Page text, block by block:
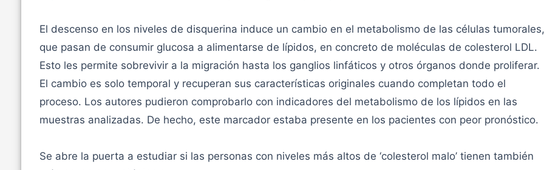
El descenso en los niveles de disquerina induce un cambio en el metabolismo de las células tumorales,
que pasan de consumir glucosa a alimentarse de lípidos, en concreto de moléculas de colesterol LDL.
Esto les permite sobrevivir a la migración hasta los ganglios linfáticos y otros órganos donde proliferar.
El cambio es solo temporal y recuperan sus características originales cuando completan todo el
proceso. Los autores pudieron comprobarlo con indicadores del metabolismo de los lípidos en las
muestras analizadas. De hecho, este marcador estaba presente en los pacientes con peor pronóstico.
Se abre la puerta a estudiar si las personas con niveles más altos de ‘colesterol malo’ tienen también